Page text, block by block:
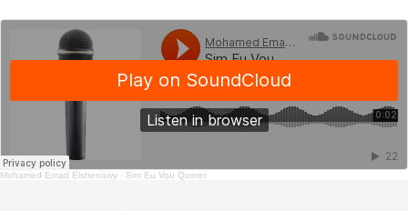
Mohamed Emad Elshenawy · Sim Eu Vou Querer